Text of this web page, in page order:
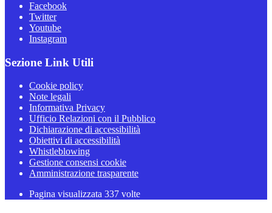
Facebook
Twitter
Youtube
Instagram
Sezione Link Utili
Cookie policy
Note legali
Informativa Privacy
Ufficio Relazioni con il Pubblico
Dichiarazione di accessibilità
Obiettivi di accessibilità
Whistleblowing
Gestione consensi cookie
Amministrazione trasparente
Pagina visualizzata 337 volte